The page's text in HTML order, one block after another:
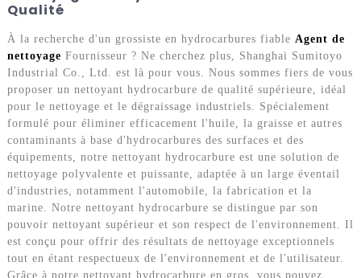
Qualité
À la recherche d'un grossiste en hydrocarbures fiable Agent de
nettoyage Fournisseur ? Ne cherchez plus, Shanghai Sumitoyo
Industrial Co., Ltd. est là pour vous. Nous sommes fiers de vous
proposer un nettoyant hydrocarbure de qualité supérieure, idéal
pour le nettoyage et le dégraissage industriels. Spécialement
formulé pour éliminer efficacement l'huile, la graisse et autres
contaminants à base d'hydrocarbures des surfaces et des
équipements, notre nettoyant hydrocarbure est une solution de
nettoyage polyvalente et puissante, adaptée à un large éventail
d'industries, notamment l'automobile, la fabrication et la
marine. Notre nettoyant hydrocarbure se distingue par son
pouvoir nettoyant supérieur et son respect de l'environnement. Il
est conçu pour offrir des résultats de nettoyage exceptionnels
tout en étant respectueux de l'environnement et de l'utilisateur.
Grâce à notre nettoyant hydrocarbure en gros, vous pouvez